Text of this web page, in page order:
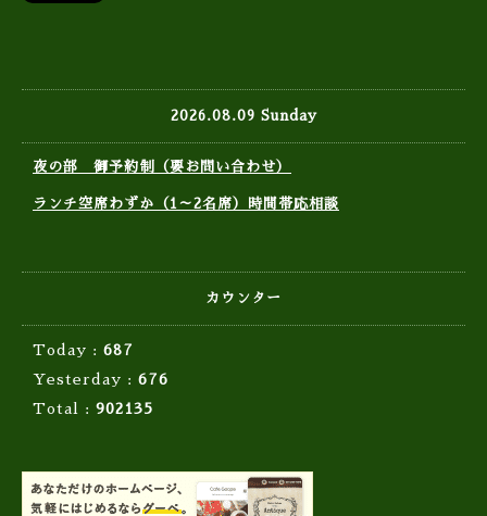
2026.08.09 Sunday
夜の部 御予約制（要お問い合わせ）
ランチ空席わずか（1～2名席）時間帯応相談
カウンター
Today : 687
Yesterday : 676
Total : 902135